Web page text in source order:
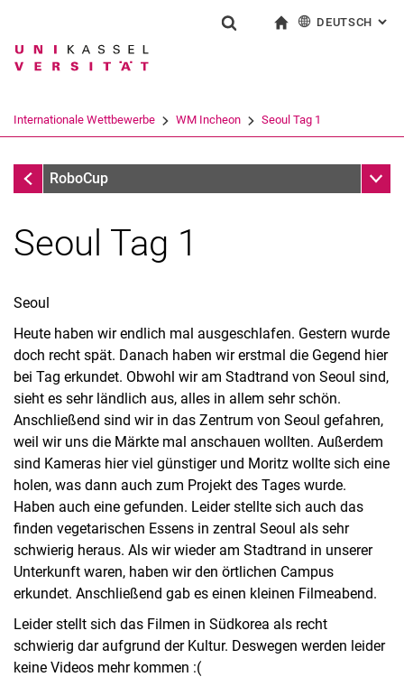
Springe direkt zu: Inhalt
Springe direkt zu: Suche
Springe direkt zu:
Suchbegriff
Suchen (öffnet externen Link in einem
DEUTSCH :
Internationale Wettbewerbe WM Incheon Seoul Tag 1
WM Incheon
RoboCup
EM Portugal
EM Kroatien
EM Hannover
WM Eindhoven
EM Wien
WM Incheon
Kassel - Incheon
Incheon Tag 1
Incheon Tag 2
Incheon Tag 5
Incheon Tag 6
Seoul Tag 1
Seoul
Heute haben wir endlich mal ausgeschlafen. Gestern wurde
doch recht spät. Danach haben wir erstmal die Gegend hier
bei Tag erkundet. Obwohl wir am Stadtrand von Seoul sind,
sieht es sehr ländlich aus, alles in allem sehr schön.
Anschließend sind wir in das Zentrum von Seoul gefahren,
weil wir uns die Märkte mal anschauen wollten. Außerdem
sind Kameras hier viel günstiger und Moritz wollte sich eine
holen, was dann auch zum Projekt des Tages wurde.
Haben auch eine gefunden. Leider stellte sich auch das
finden vegetarischen Essens in zentral Seoul als sehr
schwierig heraus. Als wir wieder am Stadtrand in unserer
Unterkunft waren, haben wir den örtlichen Campus
erkundet. Anschließend gab es einen kleinen Filmeabend.
Leider stellt sich das Filmen in Südkorea als recht
schwierig dar aufgrund der Kultur. Deswegen werden leider
keine Videos mehr kommen :(